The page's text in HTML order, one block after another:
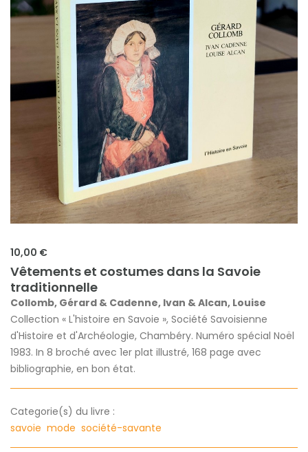
10,00 €
Vêtements et costumes dans la Savoie
traditionnelle
Collomb, Gérard & Cadenne, Ivan & Alcan, Louise
Collection « L'histoire en Savoie », Société Savoisienne
d'Histoire et d'Archéologie, Chambéry. Numéro spécial Noël
1983. In 8 broché avec 1er plat illustré, 168 page avec
bibliographie, en bon état.
Categorie(s) du livre :
savoie mode société-savante